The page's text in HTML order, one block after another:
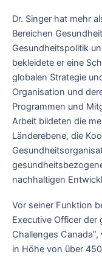
Dr. Singer hat mehr
Bereichen
Gesundheitspolitik
bekleidete er eine
globalen Strategie
Organisation und
Programmen und
Arbeit bildeten die
Länderebene, die
nachhaltigen
Vor seiner Funktion
Executive Officer der
Challenges
in Höhe von über